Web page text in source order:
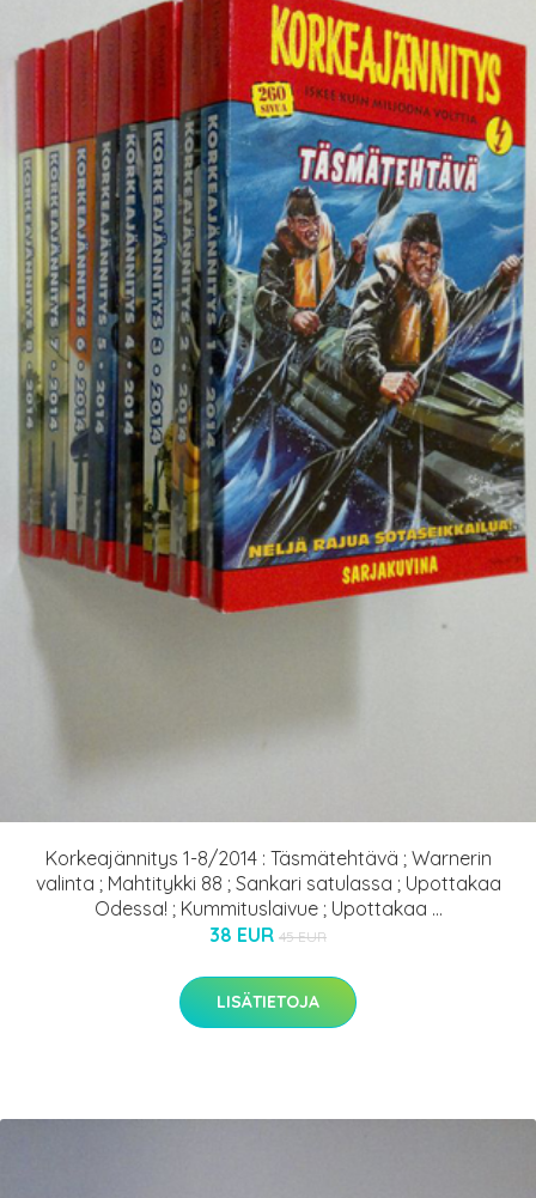
Korkeajännitys 1-8/2014 : Täsmätehtävä ; Warnerin
valinta ; Mahtitykki 88 ; Sankari satulassa ; Upottakaa
Odessa! ; Kummituslaivue ; Upottakaa ...
38 EUR 45 EUR
LISÄTIETOJA